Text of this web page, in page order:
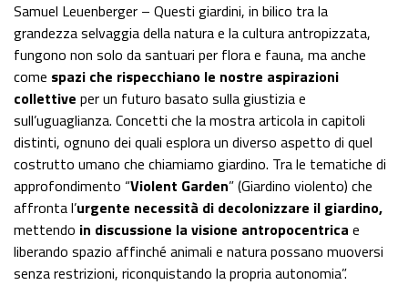
Samuel Leuenberger – Questi giardini, in bilico tra la
grandezza selvaggia della natura e la cultura antropizzata,
fungono non solo da santuari per flora e fauna, ma anche
come spazi che rispecchiano le nostre aspirazioni
collettive per un futuro basato sulla giustizia e
sull’uguaglianza. Concetti che la mostra articola in capitoli
distinti, ognuno dei quali esplora un diverso aspetto di quel
costrutto umano che chiamiamo giardino. Tra le tematiche di
approfondimento “Violent Garden” (Giardino violento) che
affronta l’urgente necessità di decolonizzare il giardino,
mettendo in discussione la visione antropocentrica e
liberando spazio affinché animali e natura possano muoversi
senza restrizioni, riconquistando la propria autonomia”.